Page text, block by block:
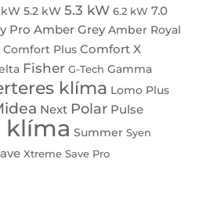
5.2 kW 5.3 kW 6.2 kW 7.0
Pro Amber Grey Amber Royal
Comfort Plus Comfort X
Fisher G-Tech Gamma
klíma Lomo Plus
Next Polar Pulse
klíma Summer Syen
Xtreme Save Pro